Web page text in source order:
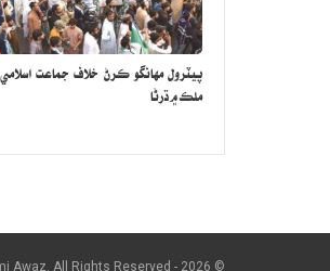
پيٽرول مهانگو ڪرڻ خلاف جماعت
ملڪ ۾ ڌرڻا
© 2026 - Awami Awaz. All Rights Reserved.